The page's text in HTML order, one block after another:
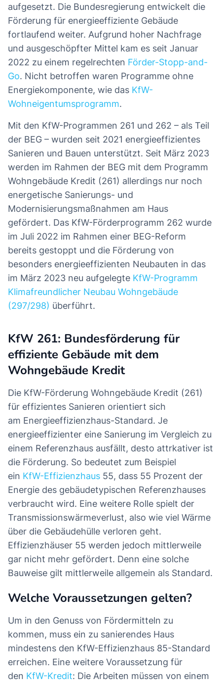
aufgesetzt. Die Bundesregierung entwickelt die
Förderung für energieeffiziente Gebäude
fortlaufend weiter. Aufgrund hoher Nachfrage
und ausgeschöpfter Mittel kam es seit Januar
2022 zu einem regelrechten Förder-Stopp-and-
Go. Nicht betroffen waren Programme ohne
Energiekomponente, wie das KfW-
Wohneigentumsprogramm.
Mit den KfW-Programmen 261 und 262 – als Teil
der BEG – wurden seit 2021 energieeffizientes
Sanieren und Bauen unterstützt. Seit März 2023
werden im Rahmen der BEG mit dem Programm
Wohngebäude Kredit (261) allerdings nur noch
energetische Sanierungs- und
Modernisierungsmaßnahmen am Haus
gefördert. Das KfW-Förderprogramm 262 wurde
im Juli 2022 im Rahmen einer BEG-Reform
bereits gestoppt und die Förderung von
besonders energieeffizienten Neubauten in das
im März 2023 neu aufgelegte KfW-Programm
Klimafreundlicher Neubau Wohngebäude
(297/298) überführt.
KfW 261: Bundesförderung für
effiziente Gebäude mit dem
Wohngebäude Kredit
Die KfW-Förderung Wohngebäude Kredit (261)
für effizientes Sanieren orientiert sich
am Energieeffizienzhaus-Standard. Je
energieeffizienter eine Sanierung im Vergleich zu
einem Referenzhaus ausfällt, desto attrkativer ist
die Förderung. So bedeutet zum Beispiel
ein KfW-Effizienzhaus 55, dass 55 Prozent der
Energie des gebäudetypischen Referenzhauses
verbraucht wird. Eine weitere Rolle spielt der
Transmissionswärmeverlust, also wie viel Wärme
über die Gebäudehülle verloren geht.
Effizienzhäuser 55 werden jedoch mittlerweile
gar nicht mehr gefördert. Denn eine solche
Bauweise gilt mittlerweile allgemein als Standard.
Welche Voraussetzungen gelten?
Um in den Genuss von Fördermitteln zu
kommen, muss ein zu sanierendes Haus
mindestens den KfW-Effizienzhaus 85-Standard
erreichen. Eine weitere Voraussetzung für
den KfW-Kredit: Die Arbeiten müssen von einem